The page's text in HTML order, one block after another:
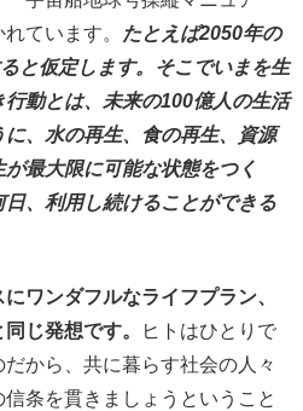
ています。
たとえば2050年の
と仮定します。そこでいまを生
動とは、未来の100億人の生活
、水の再生、食の再生、資源
最大限に可能な状態をつく
日、利用し続けることができる
ワンダフルなライフプラン、
じ発想です。
ヒトはひとりで
から、共に暮らす社会の人々
条を貫きましょうということ